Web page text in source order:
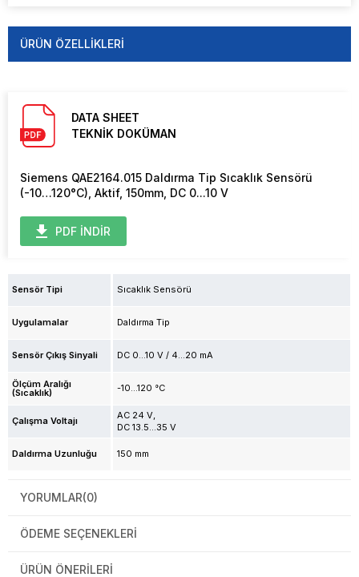
ÜRÜN ÖZELLIKLERI
DATA SHEET
TEKNİK DOKÜMAN
Siemens QAE2164.015 Daldırma Tip Sıcaklık Sensörü
(-10…120°C), Aktif, 150mm, DC 0...10 V
PDF İNDİR
Sensör Tipi Sıcaklık Sensörü
Uygulamalar Daldırma Tip
Sensör Çıkış Sinyali DC 0...10 V / 4...20 mA
Ölçüm Aralığı
(Sıcaklık) -10...120 °C
Çalışma Voltajı
AC 24 V
DC 13.5...35 V
Daldırma Uzunluğu 150 mm
YORUMLAR(0)
ÖDEME SEÇENEKLERI
ÜRÜN ÖNERILERI